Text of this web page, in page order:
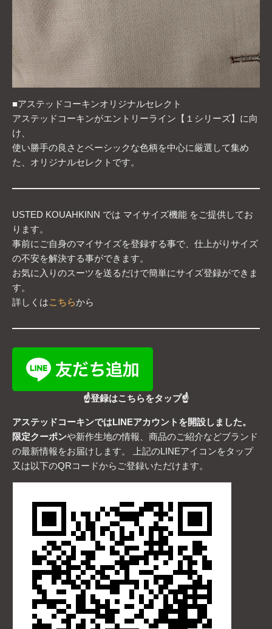
■アステッドコーキンオリジナルセレクト
アステッドコーキンがエントリーライン【１シリーズ】に向
け、
使い勝手の良さとベーシックな色柄を中心に厳選して集め
た、オリジナルセレクトです。
USTED KOUAHKINN では マイサイズ機能 をご提供してお
ります。
事前にご自身のマイサイズを登録する事で、仕上がりサイズ
の不安を解決する事ができます。
お気に入りのスーツを送るだけで簡単にサイズ登録ができま
す。
詳しくはこちらから
☝登録はこちらをタップ☝
アステッドコーキンではLINEアカウントを開設しました。
限定クーポンや新作生地の情報、商品のご紹介などブランド
の最新情報をお届けします。 上記のLINEアイコンをタップ
又は以下のQRコードからご登録いただけます。